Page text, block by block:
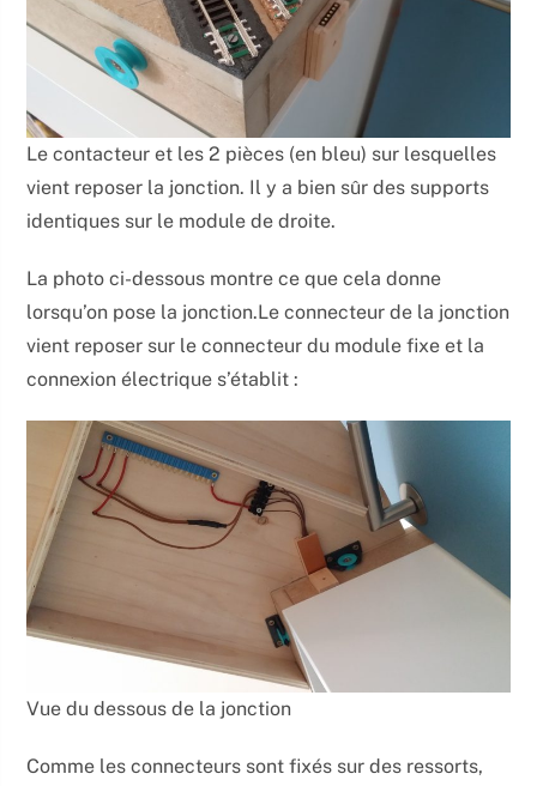
Le contacteur et les 2 pièces (en bleu) sur lesquelles
vient reposer la jonction. Il y a bien sûr des supports
identiques sur le module de droite.
La photo ci-dessous montre ce que cela donne
lorsqu’on pose la jonction.Le connecteur de la jonction
vient reposer sur le connecteur du module fixe et la
connexion électrique s’établit :
Vue du dessous de la jonction
Comme les connecteurs sont fixés sur des ressorts,